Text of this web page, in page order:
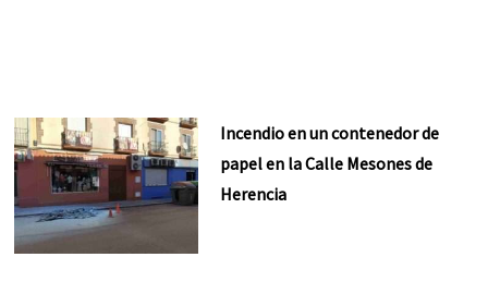
Incendio en un contenedor de
papel en la Calle Mesones de
Herencia